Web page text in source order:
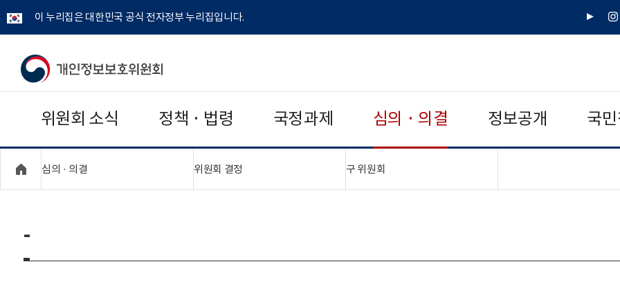
이 누리집은 대한민국 공식 전자정부 누리집입니다.
유
인
개
보
보
위
위원회 소식 정책 · 법령 국정과제 심의 · 의결 정보공개 국
심의 · 의결 위원회 결정 구 위원회
-